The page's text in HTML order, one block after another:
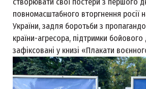
повномасштабного вторгнення росії
України, задля боротьби з
країни-агресора, підтримки бойового
зафіксовані у книзі «Плакати